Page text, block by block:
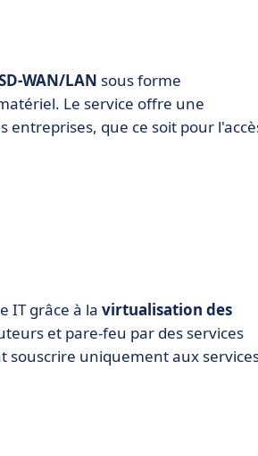
WAN/LAN sous forme
Le service offre une
entreprises, que ce soit pour
IT grâce à la virtualisation des
et pare-feu par des services
souscrire uniquement aux